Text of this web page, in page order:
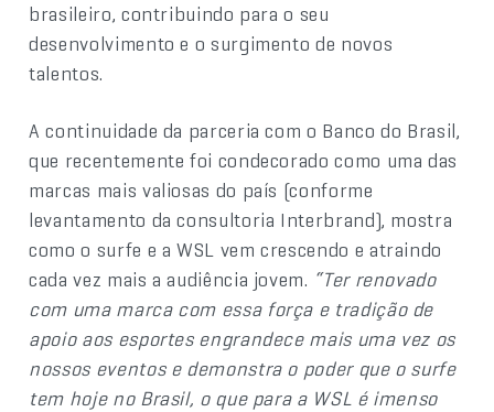
brasileiro, contribuindo para o seu
desenvolvimento e o surgimento de novos
talentos.
A continuidade da parceria com o Banco do Brasil,
que recentemente foi condecorado como uma das
marcas mais valiosas do país (conforme
levantamento da consultoria Interbrand), mostra
como o surfe e a WSL vem crescendo e atraindo
cada vez mais a audiência jovem. “Ter renovado
com uma marca com essa força e tradição de
apoio aos esportes engrandece mais uma vez os
nossos eventos e demonstra o poder que o surfe
tem hoje no Brasil, o que para a WSL é imenso